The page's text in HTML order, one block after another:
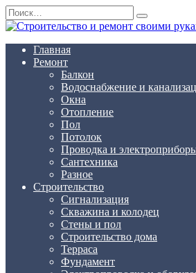
Перейти
к
содержанию
Search
for:
Главная
Ремонт
Балкон
Водоснабжение и
Окна
Отопление
Пол
Потолок
Проводка и
Сантехника
Разное
Строительство
Сигнализация
Скважина и колодец
Стены и пол
Строительство дома
Терраса
Фундамент